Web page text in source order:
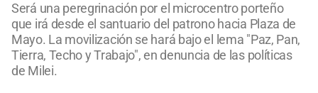
Será una peregrinación por el microcentro porteño
que irá desde el santuario del patrono hacia Plaza de
Mayo. La movilización se hará bajo el lema "Paz, Pan,
Tierra, Techo y Trabajo", en denuncia de las políticas
de Milei.